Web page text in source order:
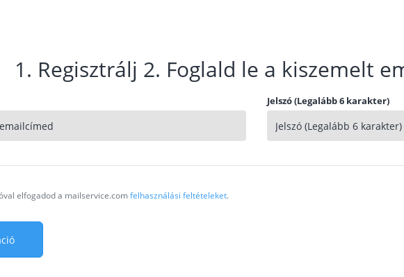
1. Regisztrálj 2. Foglald le a kiszemelt
Jelszó (Legalább 6 karakter)
elfogadod a mailservice.comfelhasználási feltételeket.